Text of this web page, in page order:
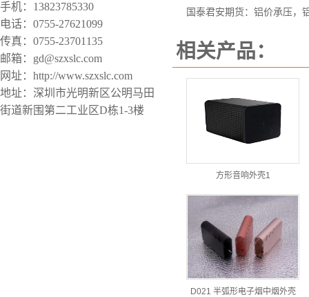
手机：13823785330
电话：0755-27621099
传真：0755-23701135
邮箱：gd@szxslc.com
网址：http://www.szxslc.com
地址：深圳市光明新区公明马田
街道新围第二工业区D栋1-3楼
国泰君安期货：铝价承压，
相关产品：
方形音响外壳1
D021 半弧形电子烟中烟外壳